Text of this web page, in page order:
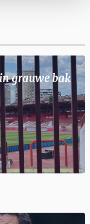
grauwe bak